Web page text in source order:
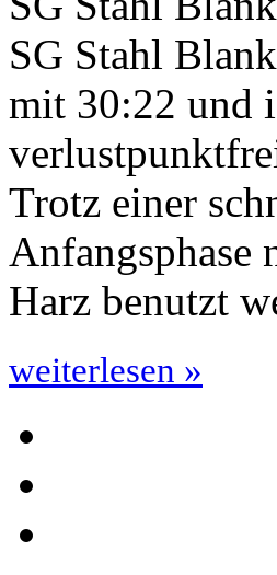
SG Stahl
mit 30:22 und
Trotz einer
Anfangsphase
Harz benutzt
weiterlesen »